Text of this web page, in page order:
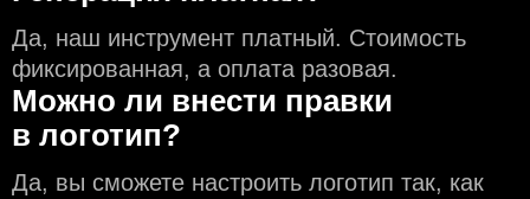
Да, наш инструмент платный. Стоимость
фиксированная, а оплата разовая.
Можно ли внести правки
в логотип?
Да, вы сможете настроить логотип так, как